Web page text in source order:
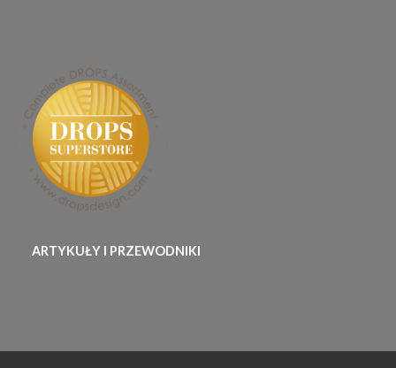
ARTYKUŁY I PRZEWODNIKI